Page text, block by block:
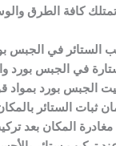
كافة الطرق
الستائر في الجبس
في الجبس بورد
الجبس بورد بمواد
ثبات الستائر
مغادرة المكان بعد